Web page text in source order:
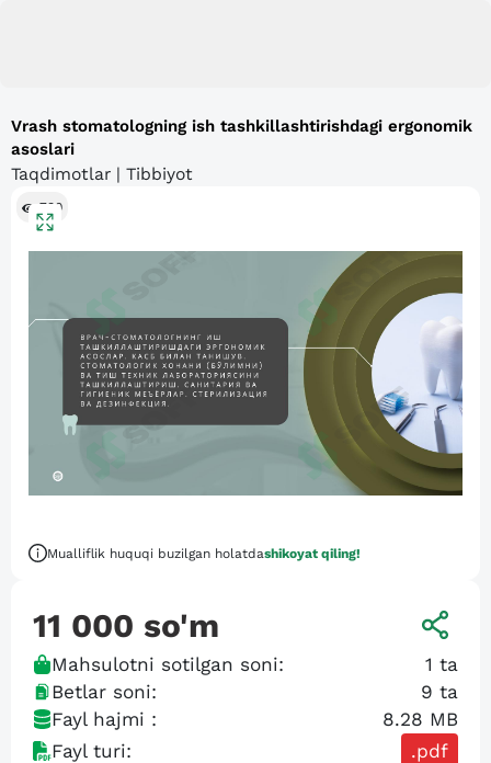
Vrash stomatologning ish tashkillashtirishdagi ergonomik
asoslari
Taqdimotlar | Tibbiyot
730
Mualliflik huquqi buzilgan holatdashikoyat qiling!
11 000 so'm
Mahsulotni sotilgan soni: 1 ta
Betlar soni:
9 ta
Fayl hajmi :
8.28 MB
Fayl turi:
.pdf